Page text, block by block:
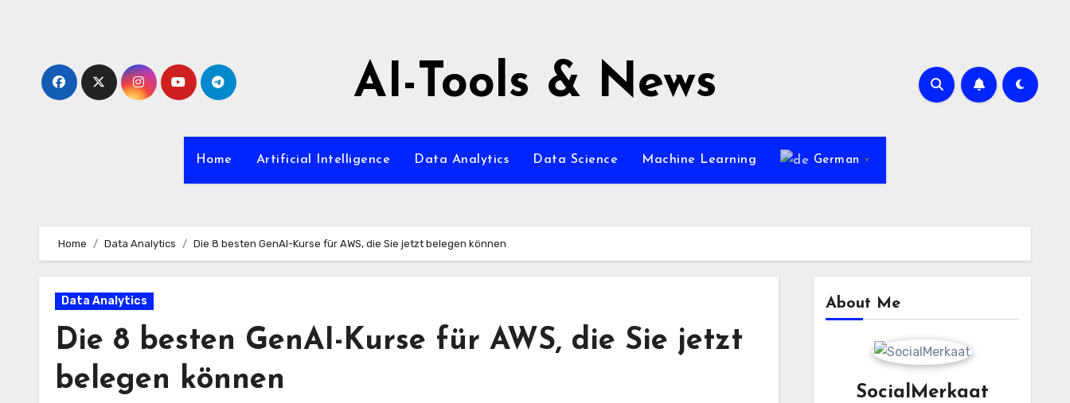
AI-Tools & News
Home Artificial Intelligence Data Analytics Data Science Machine Learning German ▼
Home Data Analytics Die 8 besten GenAI-Kurse für AWS, die Sie jetzt belegen können
Data Analytics
Die 8 besten GenAI-Kurse für AWS, die Sie jetzt
belegen können
About Me
SocialMerkaat